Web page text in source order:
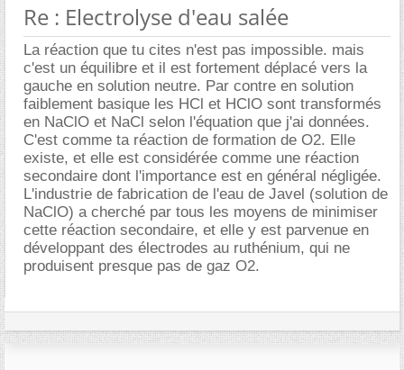
Re : Electrolyse d'eau salée
La réaction que tu cites n'est pas impossible. mais
c'est un équilibre et il est fortement déplacé vers la
gauche en solution neutre. Par contre en solution
faiblement basique les HCl et HClO sont transformés
en NaClO et NaCl selon l'équation que j'ai données.
C'est comme ta réaction de formation de O2. Elle
existe, et elle est considérée comme une réaction
secondaire dont l'importance est en général négligée.
L'industrie de fabrication de l'eau de Javel (solution de
NaClO) a cherché par tous les moyens de minimiser
cette réaction secondaire, et elle y est parvenue en
développant des électrodes au ruthénium, qui ne
produisent presque pas de gaz O2.